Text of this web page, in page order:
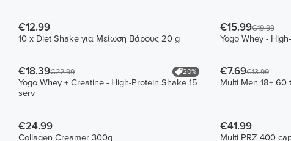
€12.99
10 x Diet Shake για Μείωση Βάρους 20 g
€15.99€19.99
Yogo Whey -
€18.39€22.99 20%
Yogo Whey + Creatine - High-Protein Shake 15
serv
€7.69€13.99
Multi Men 18+ 60
€24.99
Collagen Creamer 300g
€41.99
Multi PRZ 400